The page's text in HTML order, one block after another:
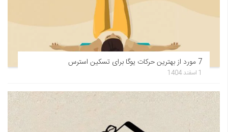
7 مورد از بهترین حرکات یوگا برای تسکین استرس
1 اسفند 1404